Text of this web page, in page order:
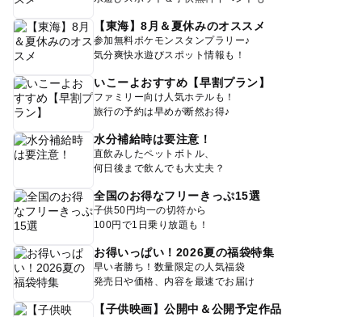
【東海】8月＆夏休みのオススメ
参加無料ポケモンスタンプラリー♪
気分爽快水遊びスポット情報も！
いこーよおすすめ【早割プラン】
ファミリー向け人気ホテルも！
旅行の予約は早めが断然お得♪
水分補給時は要注意！
直飲みしたペットボトル、
何日後まで飲んでも大丈夫？
全国のお得なフリーきっぷ15選
子供50円均一の切符から
100円で1日乗り放題も！
お得いっぱい！2026夏の福袋特集
早い者勝ち！数量限定の人気福袋
発売日や価格、内容を最速でお届け
【子供映画】公開中＆公開予定作品